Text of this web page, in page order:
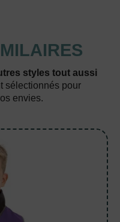
styles tout aussi
sélectionnés pour
envies.